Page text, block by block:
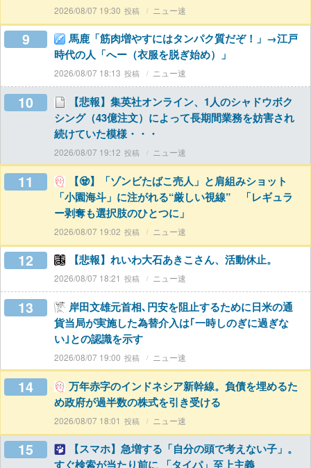
2026/08/07 19:30 ニュー速
9
馬鹿「筋肉増やすにはタンパク質だぞ！」→江戸
時代の人「へー（衣服を脱ぎ始め）」
2026/08/07 18:13 ニュー速
10
【悲報】集英社オンライン、1人のシャドウボク
シング（43億注文）によって長期間業務を妨害され
続けていた模様・・・
2026/08/07 19:12 ニュー速
11
【🧟】「ゾンビたばこ売人」と肩組みショット
「小園海斗」に注がれる“厳しい視線” 「レギュラ
ー剥奪も選択肢のひとつに」
2026/08/07 19:02 ニュー速
12 【悲報】れいわ大石あきこさん、活動休止。
2026/08/07 18:21 ニュー速
13
岸田文雄元首相､円安を阻止するために日米の通
貨当局が実施した為替介入は｢一時しのぎに過ぎな
い｣との認識を示す
2026/08/07 19:00 ニュー速
14
万年赤字のインドネシア新幹線。負債を埋めるた
め政府が過半数の株式を引き受ける
2026/08/07 18:01 ニュー速
15
【スマホ】急増する「自分の頭で考えない子」。
すぐ検索が当たり前に 「タイパ」至上主義